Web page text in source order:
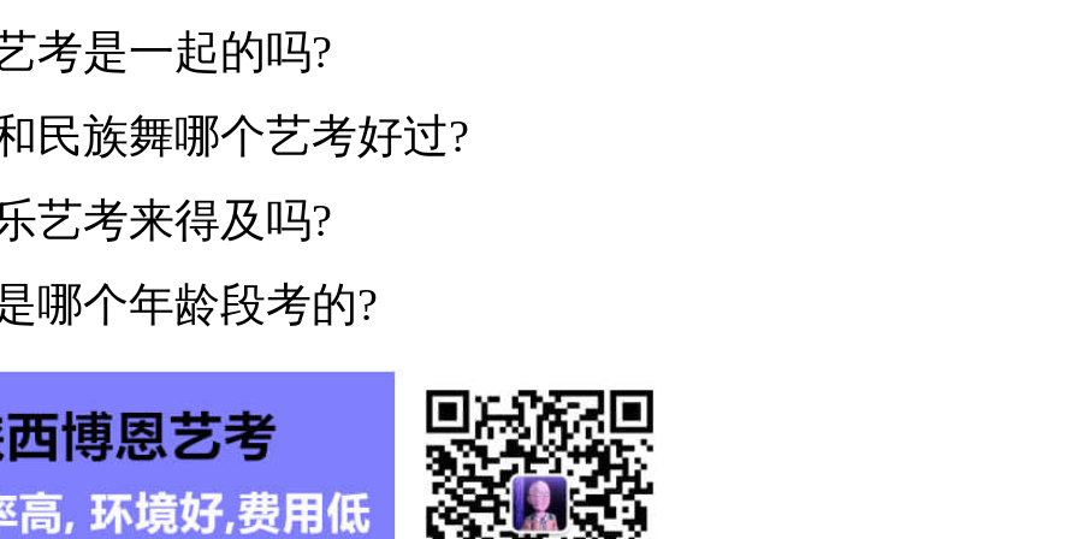
考是一起的吗?
民族舞哪个艺考好过?
艺考来得及吗?
哪个年龄段考的?